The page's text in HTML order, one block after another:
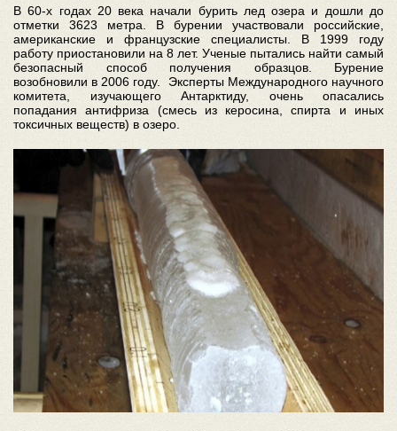
В 60-х годах 20 века начали бурить лед озера и дошли до
отметки 3623 метра. В бурении участвовали российские,
американские и французские специалисты. В 1999 году
работу приостановили на 8 лет. Ученые пытались найти самый
безопасный способ получения образцов. Бурение
возобновили в 2006 году. Эксперты Международного научного
комитета, изучающего Антарктиду, очень опасались
попадания антифриза (смесь из керосина, спирта и иных
токсичных веществ) в озеро.